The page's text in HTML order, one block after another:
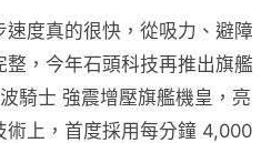
度真的很快，從吸力、避障
，今年石頭科技再推出旗艦
騎士 強震增壓旗艦機皇，亮
術上，首度採用每分鐘 4,000